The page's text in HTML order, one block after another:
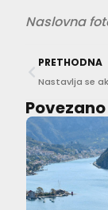
Naslovna
PRETHODNA
Povezano